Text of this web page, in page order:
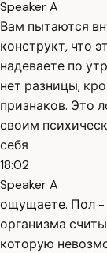
Speaker A
Вам пытаются
конструкт, что
надеваете по
нет разницы,
признаков. Это
своим
себя
18:02
Speaker A
ощущаете. Пол -
организма
которую